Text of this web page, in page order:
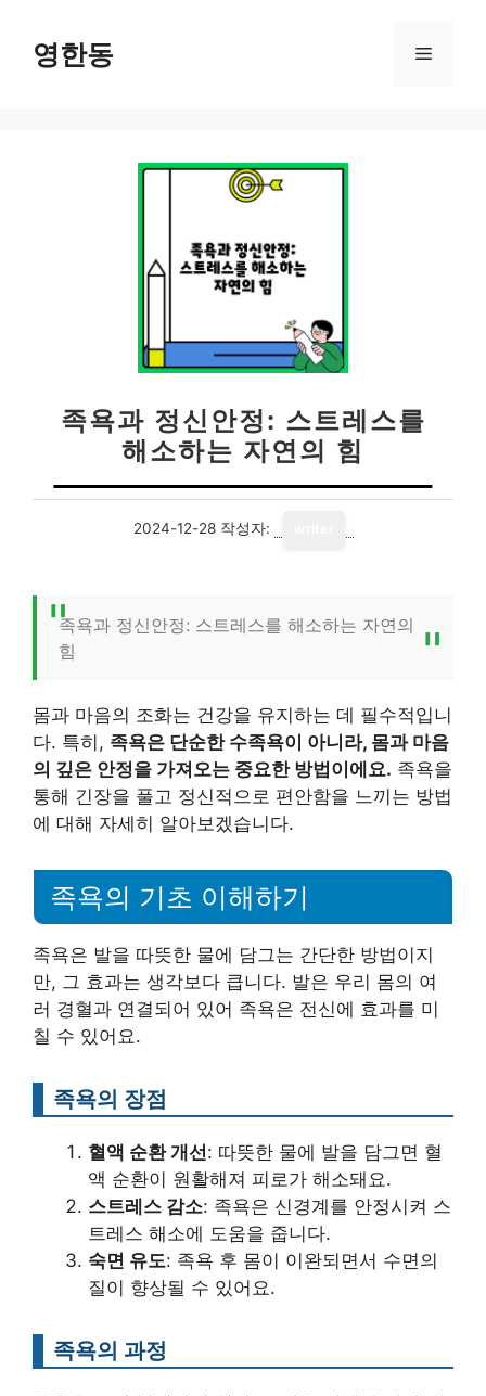
영한동 메
족욕과 정신안정: 스트레스를
해소하는 자연의 힘
2024-12-28 작성자:
족욕과 정신안정: 스트레스를 해소하는 자연의
힘
몸과 마음의 조화는 건강을 유지하는 데 필수적입니
다. 특히, 족욕은 단순한 수족욕이 아니라, 몸과 마음
의 깊은 안정을 가져오는 중요한 방법이에요. 족욕을
통해 긴장을 풀고 정신적으로 편안함을 느끼는 방법
에 대해 자세히 알아보겠습니다.
족욕의 기초 이해하기
족욕은 발을 따뜻한 물에 담그는 간단한 방법이지
만, 그 효과는 생각보다 큽니다. 발은 우리 몸의 여
러 경혈과 연결되어 있어 족욕은 전신에 효과를 미
칠 수 있어요.
족욕의 장점
혈액 순환 개선: 따뜻한 물에 발을 담그면 혈
액 순환이 원활해져 피로가 해소돼요.
스트레스 감소: 족욕은 신경계를 안정시켜 스
트레스 해소에 도움을 줍니다.
숙면 유도: 족욕 후 몸이 이완되면서 수면의
질이 향상될 수 있어요.
족욕의 과정